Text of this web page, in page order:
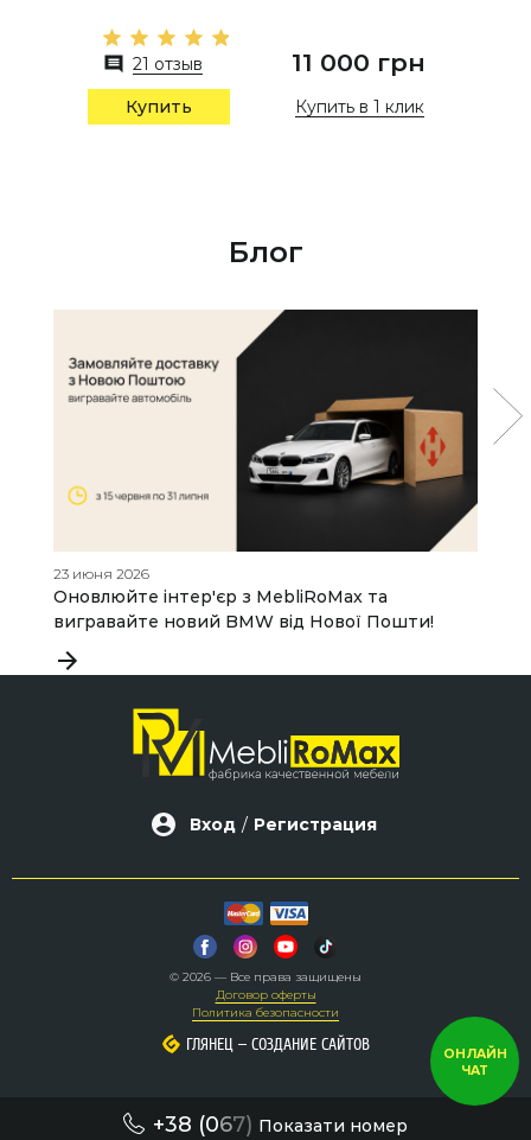
+38 (067) Показати номер
21 отзыв 11 000 грн
Купить Купить в 1 клик
Блог
23 июня 2026
Оновлюйте інтер'єр з MebliRoMax та
вигравайте новий BMW від Нової Пошти!
Вход / Регистрация
© 2026 — Все права защищены
Договор оферты
Политика безопасности
ГЛЯНЕЦ– СОЗДАНИЕ САЙТОВ
ГЛЯНЕЦ– СОЗДАНИЕ САЙТОВ
ОНЛАЙН
ЧАТ